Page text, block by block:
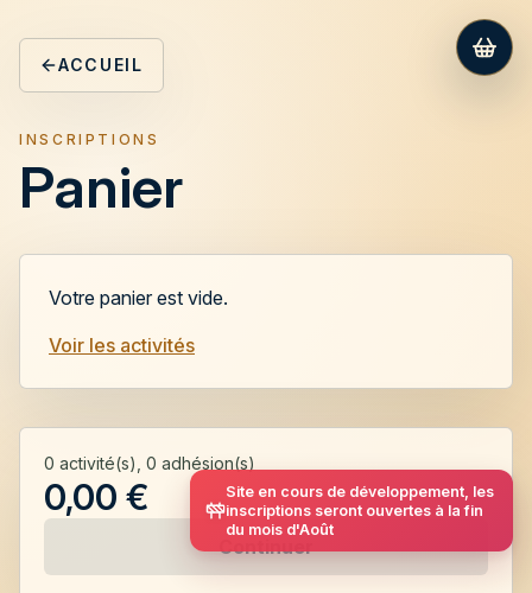
ACCUEIL
INSCRIPTIONS
Panier
Votre panier est vide.
Voir les activités
0 activité(s), 0 adhésion(s)
0,00 €
Continuer
Site en cours de développement, les
inscriptions seront ouvertes à la fin
du mois d'Août